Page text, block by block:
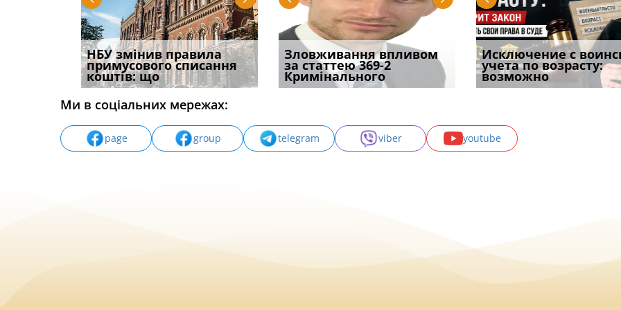
НБУ змінив правила
примусового списання
коштів: що
Якщо суд встановив для
відшкодування шкоди
наявніс
Документи, на яких не
проставляється
апостиль: пер
Водії можуть отримати
компенсацію за
незаконні дії
Зловживання впливом
за статтею 369-2
Кримінального
Переоформлення
відстрочки за іншою
підставою: нов
Особливості захисту у
кримінальному
провадженні: я
Исключение с
учета по возрасту:
возможно
Восьмий ААС
підтвердив, що
може скас
Ми в соціальних мережах:
page group telegram viber youtube